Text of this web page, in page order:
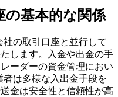
の基本的な関係
の取引口座と並行して
します。入金や出金の手
ーダーの資金管理におい
は多様な入出金手段を
金は安全性と信頼性が高